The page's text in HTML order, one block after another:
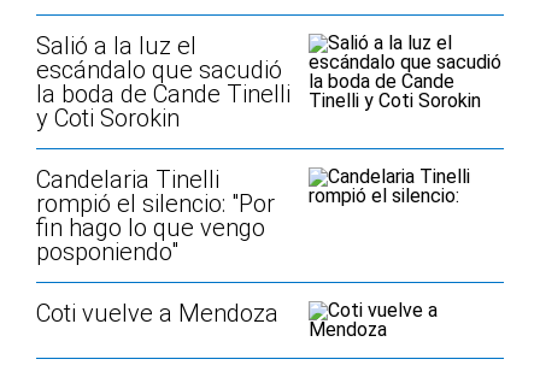
Salió a la luz el
escándalo que sacudió
la boda de Cande Tinelli
y Coti Sorokin
Candelaria Tinelli
rompió el silencio: "Por
fin hago lo que vengo
posponiendo"
Coti vuelve a Mendoza